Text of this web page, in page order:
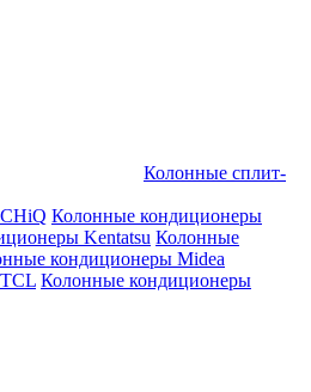
Колонные сплит-
Колонные кондиционеры
Kentatsu Колонные
кондиционеры Midea
Колонные кондиционеры